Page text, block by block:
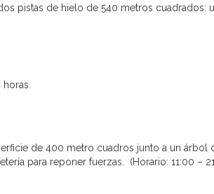
pistas de hielo de 540 metros cuadrados:
de 400 metro cuadros junto a un árbol
para reponer fuerzas. (Horario: 11:00 –